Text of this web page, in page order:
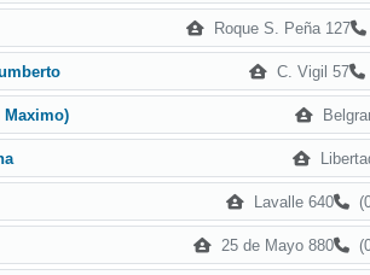
Roque S. Peña 127
C. Vigil 57
Maximo)
Lavalle 640
25 de Mayo 880